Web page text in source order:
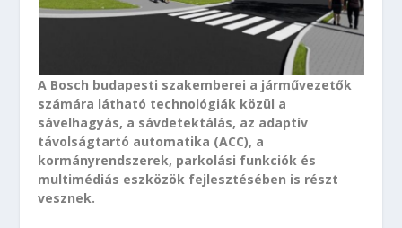
A Bosch budapesti szakemberei a járművezetők
számára látható technológiák közül a
sávelhagyás, a sávdetektálás, az adaptív
távolságtartó automatika (ACC), a
kormányrendszerek, parkolási funkciók és
multimédiás eszközök fejlesztésében is részt
vesznek.